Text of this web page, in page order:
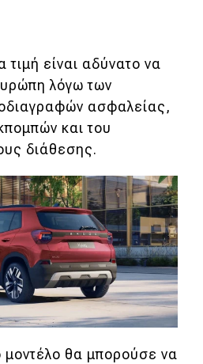
τιμή είναι αδύνατο να
λόγω των
ασφαλείας,
και του
διάθεσης.
μοντέλο θα μπορούσε να